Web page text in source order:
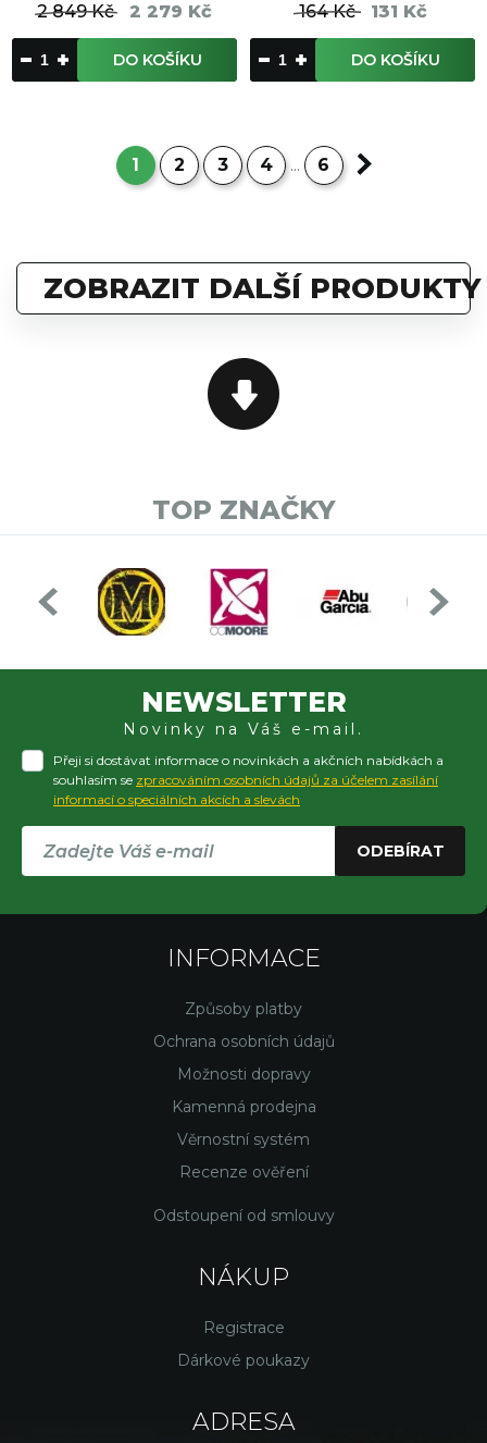
2 849 Kč 2 279 Kč
DO KOŠÍKU
164 Kč 131 Kč
DO KOŠÍKU
1 2 3 4 ... 6
ZOBRAZIT DALŠÍ PRODUKTY
TOP ZNAČKY
NEWSLETTER
Novinky na Váš e-mail.
Přeji si dostávat informace o novinkách a akčních nabídkách a
souhlasím se zpracováním osobních údajů za účelem zasílání
informací o speciálních akcích a slevách
ODEBÍRAT
INFORMACE
Způsoby platby
Ochrana osobních údajů
Možnosti dopravy
Kamenná prodejna
Věrnostní systém
Recenze ověření
Odstoupení od smlouvy
NÁKUP
Registrace
Dárkové poukazy
ADRESA